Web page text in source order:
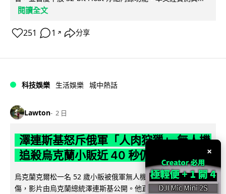
閱讀全文
251 1 ↗ 分享
科技娛樂 生活娛樂 城中熱話
Lawton 2 日
澤連斯基怒斥俄軍「人肉狩獵」 無人機
追殺烏克蘭小販近 40 秒仍被炸傷
烏克蘭克爾松一名 52 歲小販被俄軍無人機追擊近 40 秒後被炸
傷，影片由烏克蘭總統澤連斯基公開。他直斥俄軍對平民進行
×